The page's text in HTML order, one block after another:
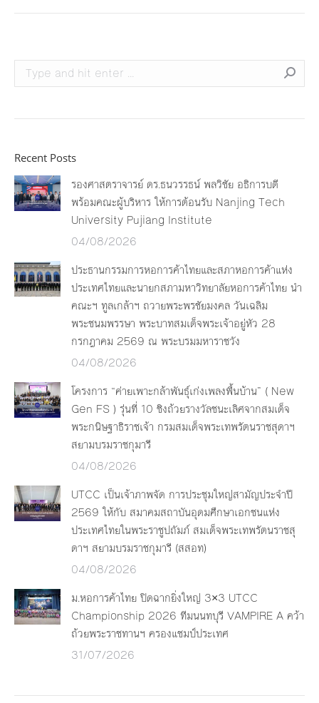
Search:
Recent Posts
รองศาสตราจารย์ ดร.ธนวรรธน์ พลวิชัย อธิการบดี
พร้อมคณะผู้บริหาร ให้การต้อนรับ Nanjing Tech
University Pujiang Institute
04/08/2026
ประธานกรรมการหอการค้าไทยและสภาหอการค้าแห่ง
ประเทศไทยและนายกสภามหาวิทยาลัยหอการค้าไทย นำ
คณะฯ ทูลเกล้าฯ ถวายพระพรชัยมงคล วันเฉลิม
พระชนมพรรษา พระบาทสมเด็จพระเจ้าอยู่หัว 28
กรกฎาคม 2569 ณ พระบรมมหาราชวัง
04/08/2026
โครงการ “ค่ายเพาะกล้าพันธุ์เก่งเพลงพื้นบ้าน” ( New
Gen FS ) รุ่นที่ 10 ชิงถ้วยรางวัลชนะเลิศจากสมเด็จ
พระกนิษฐาธิราชเจ้า กรมสมเด็จพระเทพรัตนราชสุดาฯ
สยามบรมราชกุมารี
04/08/2026
UTCC เป็นเจ้าภาพจัด การประชุมใหญ่สามัญประจำปี
2569 ให้กับ สมาคมสถาบันอุดมศึกษาเอกชนแห่ง
ประเทศไทยในพระราชูปถัมภ์ สมเด็จพระเทพรัตนราชสุ
ดาฯ สยามบรมราชกุมารี (สสอท)
04/08/2026
ม.หอการค้าไทย ปิดฉากยิ่งใหญ่ 3×3 UTCC
Championship 2026 ทีมนนทบุรี VAMPIRE A คว้า
ถ้วยพระราชทานฯ ครองแชมป์ประเทศ
31/07/2026